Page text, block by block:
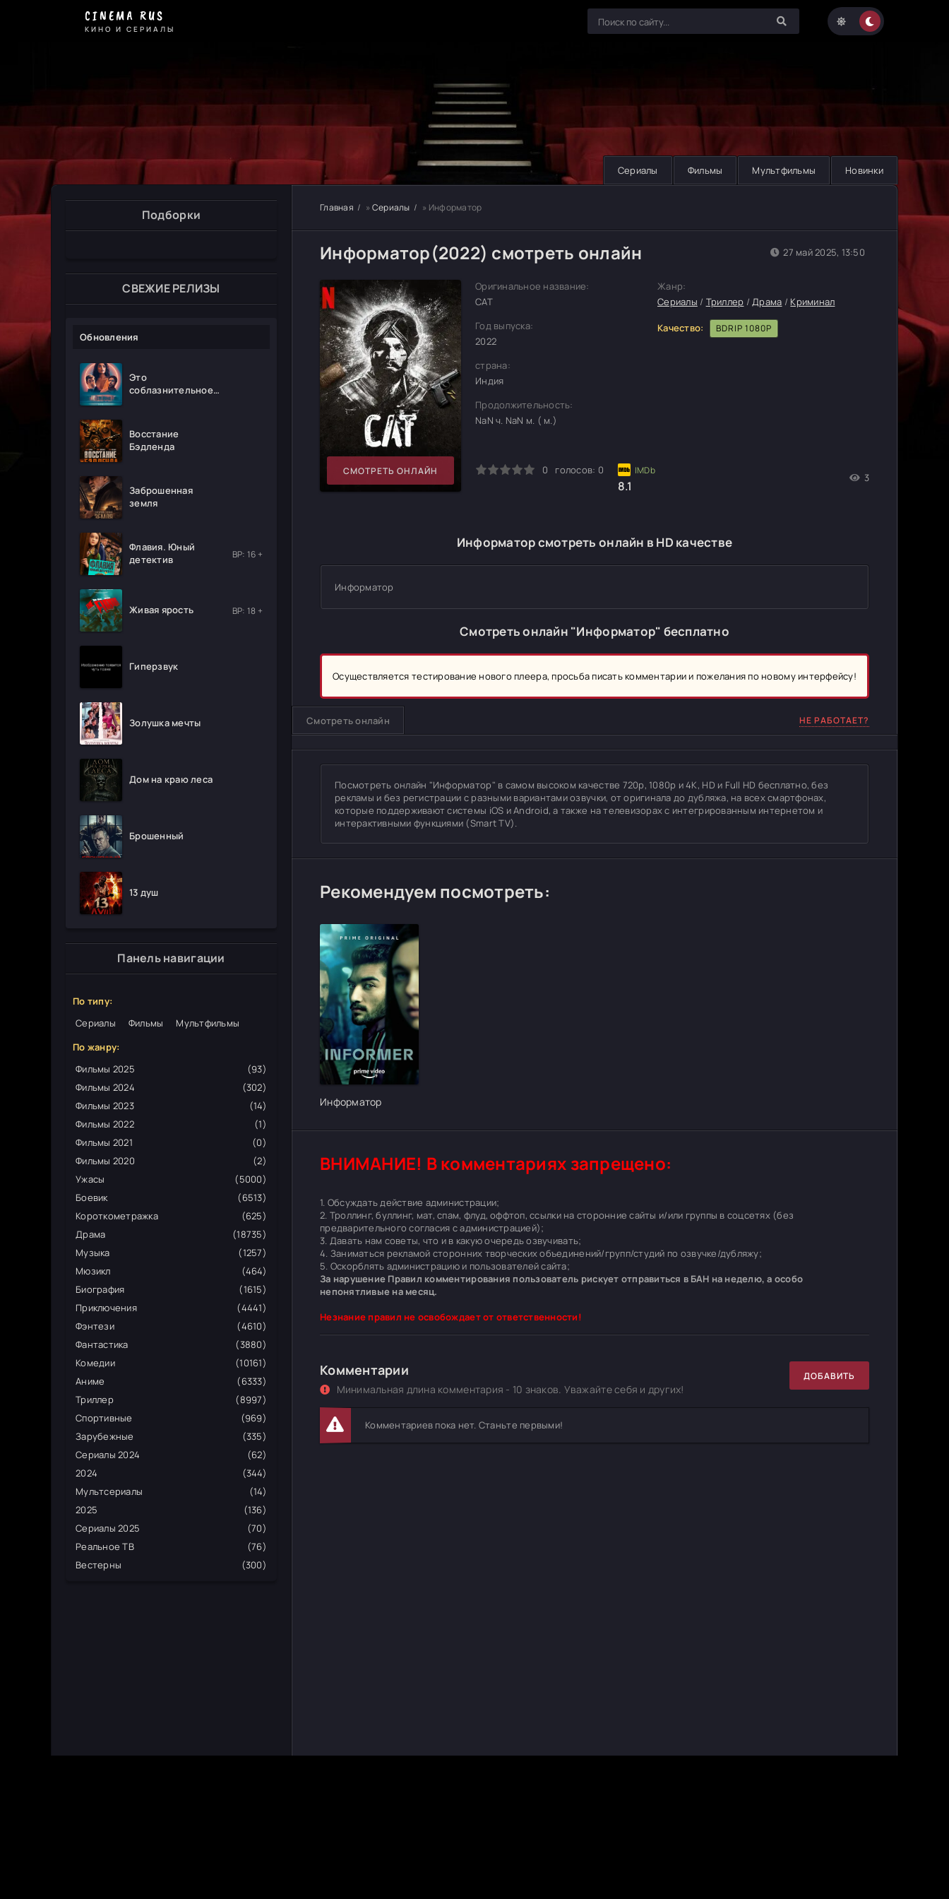
CINEMA RUS
КИНО И СЕРИАЛЫ
Сериалы Фильмы Мультфильмы Новинки
Подборки
СВЕЖИЕ РЕЛИЗЫ
Обновления
Это
соблазнительное
Восстание
Бэдленда
Заброшенная
земля
Флавия. Юный
детектив
ВР: 16 +
Живая ярость ВР: 18 +
Гиперзвук
Золушка мечты
Дом на краю леса
Брошенный
13 душ
Панель навигации
По типу:
Сериалы
Фильмы
Мультфильмы
По жанру:
Фильмы 2025
(93)
Фильмы 2024
(302)
Фильмы 2023
(14)
Фильмы 2022
(1)
Фильмы 2021
(0)
Фильмы 2020
(2)
Ужасы
(5000)
Боевик
(6513)
Короткометражка
(625)
Драма
(18735)
Музыка
(1257)
Мюзикл
(464)
Биография
(1615)
Приключения
(4441)
Фэнтези
(4610)
Фантастика
(3880)
Комедии
(10161)
Аниме
(6333)
Триллер
(8997)
Спортивные
(969)
Зарубежные
(335)
Сериалы 2024
(62)
2024
(344)
Мультсериалы
(14)
2025
(136)
Сериалы 2025
(70)
Реальное ТВ
(76)
Вестерны
(300)
Главная » Сериалы » Информатор
Информатор(2022) смотреть онлайн
СМОТРЕТЬ ОНЛАЙН
Оригинальное название:
CAT
Год выпуска:
2022
страна:
Индия
Продолжительность:
NaN ч. NaN м. ( м.)
1 2 3 0 голосов: 0
8.1
3
27 май 2025, 13:50
Жанр:
Сериалы / Триллер /Драма / Криминал
Качество: BDRIP 1080P
Информатор смотреть онлайн в HD качестве
Информатор
Смотреть онлайн "Информатор" бесплатно
Осуществляется тестирование нового плеера, просьба писать комментарии и пожелания по новому интерфейсу!
Смотреть онлайн НЕ РАБОТАЕТ?
Посмотреть онлайн "Информатор" в самом высоком качестве 720p, 1080p и 4K, HD и Full HD бесплатно, без
рекламы и без регистрации с разными вариантами озвучки, от оригинала до дубляжа, на всех смартфонах,
которые поддерживают системы iOS и Android, а также на телевизорах с интегрированным интернетом и
интерактивными функциями (Smart TV).
Рекомендуем посмотреть:
[/xfgiven_cvh_poster_urlcvh_poster_url]
Информатор
ВНИМАНИЕ! В комментариях запрещено:
1. Обсуждать действие администрации;
2. Троллинг, буллинг, мат, спам, флуд, оффтоп, ссылки на сторонние сайты и/или группы в соцсетях (без
предварительного согласия с администрацией);
3. Давать нам советы, что и в какую очередь озвучивать;
4. Заниматься рекламой сторонних творческих объединений/групп/студий по озвучке/дубляжу;
5. Оскорблять администрацию и пользователей сайта;
За нарушение Правил комментирования пользователь рискует отправиться в БАН на неделю, а особо
непонятливые на месяц.
Незнание правил не освобождает от ответственности!
Комментарии
Минимальная длина комментария - 10 знаков. Уважайте себя и других!
ДОБАВИТЬ
Комментариев пока нет. Станьте первыми!